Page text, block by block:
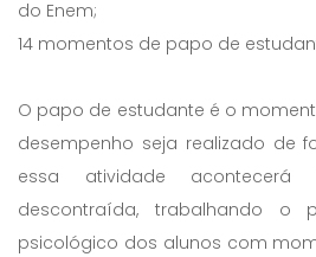
do Enem;
14 momentos de papo de
O papo de estudante é o
desempenho seja realizado de
essa atividade
descontraída, trabalhando o
psicológico dos alunos com